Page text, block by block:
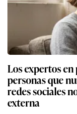
Los expertos
personas que
redes sociales
externa